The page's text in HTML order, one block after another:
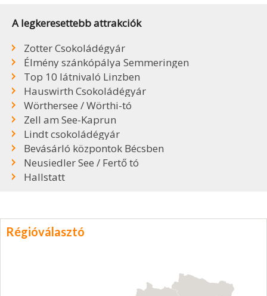
A legkeresettebb attrakciók
Zotter Csokoládégyár
Élmény szánkópálya Semmeringen
Top 10 látnivaló Linzben
Hauswirth Csokoládégyár
Wörthersee / Wörthi-tó
Zell am See-Kaprun
Lindt csokoládégyár
Bevásárló központok Bécsben
Neusiedler See / Fertő tó
Hallstatt
Régióválasztó